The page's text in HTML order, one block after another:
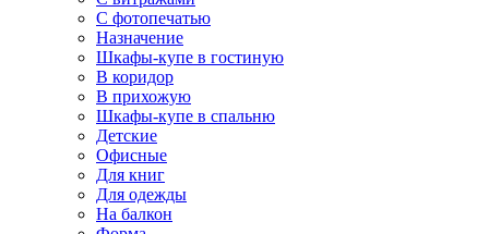
С фотопечатью
Назначение
Шкафы-купе в гостиную
В коридор
В прихожую
Шкафы-купе в спальню
Детские
Офисные
Для книг
Для одежды
На балкон